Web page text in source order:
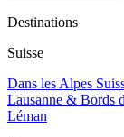
Destinations
Suisse
Dans les Alpes
Lausanne & Bords
Léman